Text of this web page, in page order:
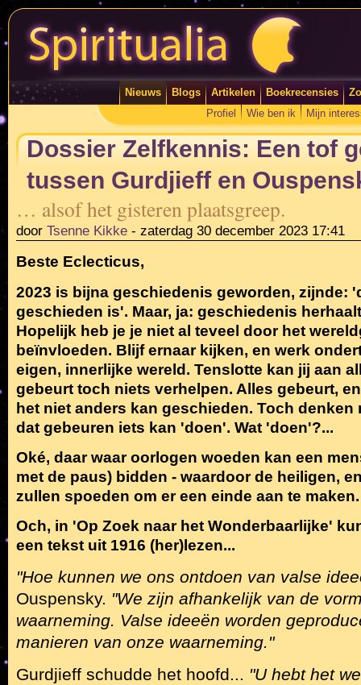
Nieuws Blogs Artikelen Boekrecensies
Profiel
Wie ben ik Mijn
Dossier Zelfkennis: Een tof
tussen Gurdjieff en
… alsof het gisteren plaatsgreep.
door Tsenne Kikke - zaterdag 30 december 2023 17:41
Beste Eclecticus,
2023 is bijna geschiedenis geworden, zijnde:
geschieden is'. Maar, ja: geschiedenis
Hopelijk heb je je niet al teveel door het
beïnvloeden. Blijf ernaar kijken, en werk
eigen, innerlijke wereld. Tenslotte kan jij aan
gebeurt toch niets verhelpen. Alles gebeurt,
het niet anders kan geschieden. Toch denken
dat gebeuren iets kan 'doen'. Wat 'doen'?...
Oké, daar waar oorlogen woeden kan een
met de paus) bidden - waardoor de heiligen,
zullen spoeden om er een einde aan te maken.
Och, in 'Op Zoek naar het Wonderbaarlijke'
een tekst uit 1916 (her)lezen...
"Hoe kunnen we ons ontdoen van valse
Ouspensky. "We zijn afhankelijk van de
waarneming. Valse ideeën worden
manieren van onze waarneming."
Gurdjieff schudde het hoofd... "U hebt het